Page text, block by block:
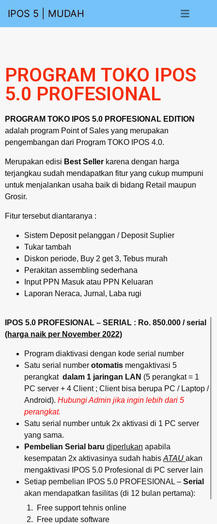
IPOS 5 | MUDAH - MANTAP - MOBILE
PROGRAM TOKO IPOS
5.0 PROFESIONAL
PROGRAM TOKO IPOS 5.0 PROFESIONAL EDITION
adalah program Point of Sales yang merupakan
pengembangan dari Program TOKO IPOS 4.0.
Merupakan edisi Best Seller karena dengan harga
terjangkau sudah mendapatkan fitur yang cukup mumpuni
untuk menjalankan usaha baik di bidang Retail maupun
Grosir.
Fitur tersebut diantaranya :
Sistem Deposit pelanggan / Deposit Suplier
Tukar tambah
Diskon periode, Buy 2 get 3, Tebus murah
Perakitan assembling sederhana
Input PPN Masuk atau PPN Keluaran
Laporan Neraca, Jurnal, Laba rugi
IPOS 5.0 PROFESIONAL – SERIAL : Ro. 850.000 / serial
(harga naik per November 2022)
Program diaktivasi dengan kode serial number
Satu serial number otomatis mengaktivasi 5
perangkat dalam 1 jaringan LAN (5 perangkat = 1
PC server + 4 Client ; Client bisa berupa PC / Laptop /
Android). Hubungi Admin jika ingin lebih dari 5
perangkat.
Satu serial number untuk 2x aktivasi di 1 PC server
yang sama.
Pembelian Serial baru diperlukan apabila
kesempatan 2x aktivasinya sudah habis ATAU akan
mengaktivasi IPOS 5.0 Profesional di PC server lain
Setiap pembelian IPOS 5.0 PROFESIONAL – Serial
akan mendapatkan fasilitas (di 12 bulan pertama):
Free support tehnis online
Free update software